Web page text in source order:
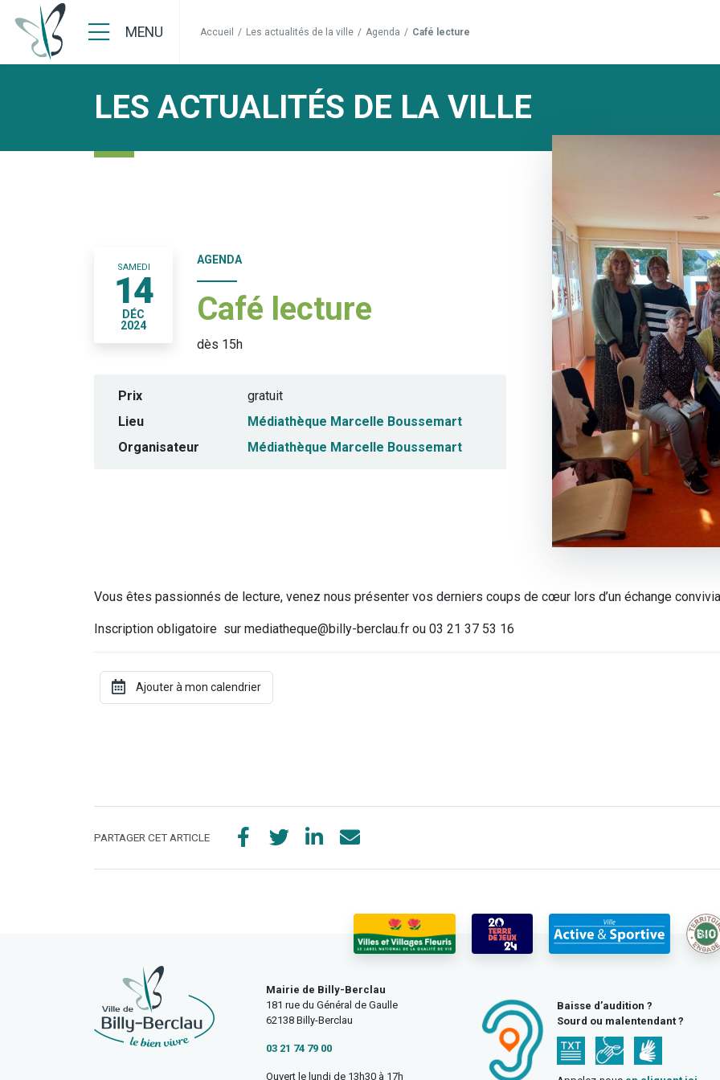
MENU Accueil / Les actualités de la ville / Agenda / Café lecture
LES ACTUALITÉS DE LA VILLE
SAMEDI
14
DÉC
2024
AGENDA
Café lecture
dès 15h
Prix
gratuit
Lieu
Médiathèque Marcelle Boussemart
Organisateur
Médiathèque Marcelle Boussemart
Vous êtes passionnés de lecture, venez nous présenter vos derniers coups de cœur lors d’un échange
Inscription obligatoire sur mediatheque@billy-berclau.fr ou 03 21 37 53 16
PARTAGER CET ARTICLE
Mairie de Billy-Berclau
181 rue du Général de Gaulle
62138 Billy-Berclau
03 21 74 79 00
Ouvert le lundi de 13h30 à 17h
Baisse d’audition ?
Sourd ou malentendant ?